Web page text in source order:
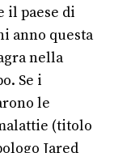
il paese di
anno questa
nella
Se i
le
(titolo
Jared